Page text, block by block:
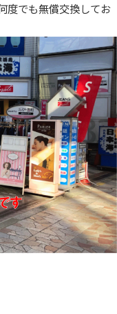
度でも無償交換してお